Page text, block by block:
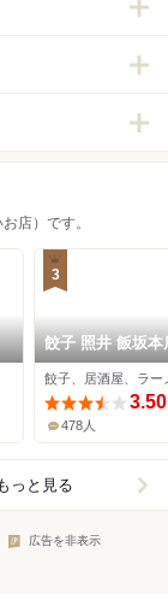
店）です。
3
餃子 照井 飯坂本
餃子、居酒屋、ラー
3.50
478人
っと見る
広告を非表示